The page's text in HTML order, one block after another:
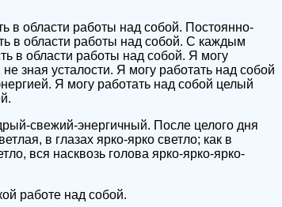
в области работы над собой. Постоянно-
в области работы над собой. С каждым
в области работы над собой. Я могу
зная усталости. Я могу работать над собой
Я могу работать над собой целый
свежий-энергичный. После целого дня
в глазах ярко-ярко светло; как в
вся насквозь голова ярко-ярко-ярко-
работе над собой.